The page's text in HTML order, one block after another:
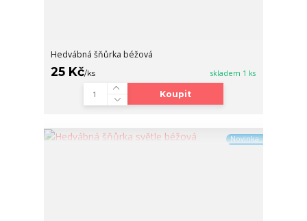
Hedvábná šňůrka béžová
25 Kč/ks skladem 1 ks
Koupit
Novinka